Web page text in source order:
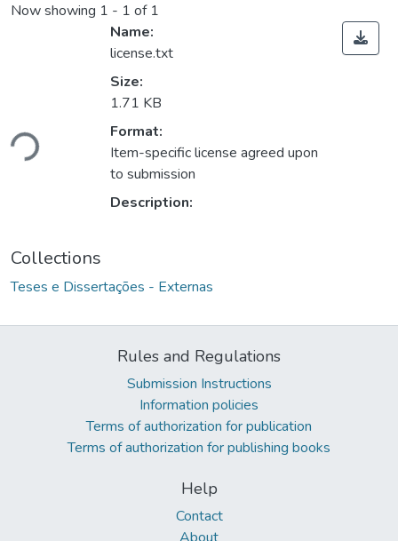
Now showing 1 - 1 of 1
Loading...
Name:
license.txt
Size:
1.71 KB
Format:
Item-specific license agreed upon
to submission
Description:
Collections
Teses e Dissertações - Externas
Rules and Regulations
Submission Instructions
Information policies
Terms of authorization for publication
Terms of authorization for publishing books
Help
Contact